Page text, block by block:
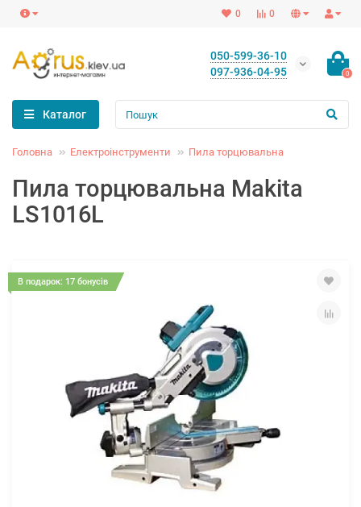
0
0
050-599-36-10
097-936-04-95
0
Каталог
Головна Електроінструменти Пила торцювальна
Пила торцювальна Makita
LS1016L
В подарок: 17 бонусів